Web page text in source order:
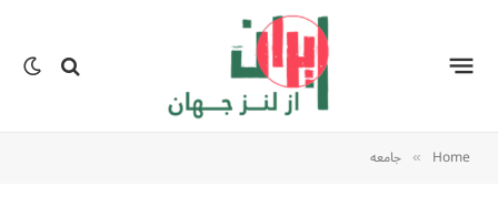
Home
» جامعه